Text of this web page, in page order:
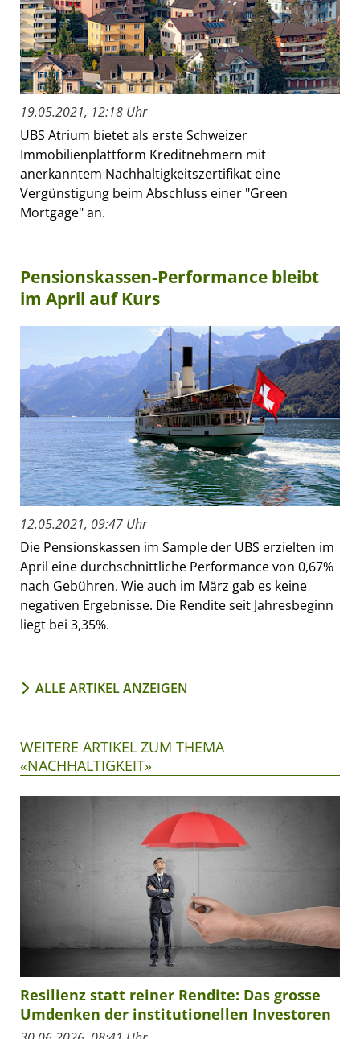
19.05.2021, 12:18 Uhr
UBS Atrium bietet als erste Schweizer
Immobilienplattform Kreditnehmern mit
anerkanntem Nachhaltigkeitszertifikat eine
Vergünstigung beim Abschluss einer "Green
Mortgage" an.
Pensionskassen-Performance bleibt
im April auf Kurs
12.05.2021, 09:47 Uhr
Die Pensionskassen im Sample der UBS erzielten im
April eine durchschnittliche Performance von 0,67%
nach Gebühren. Wie auch im März gab es keine
negativen Ergebnisse. Die Rendite seit Jahresbeginn
liegt bei 3,35%.
ALLE ARTIKEL ANZEIGEN
WEITERE ARTIKEL ZUM THEMA
«NACHHALTIGKEIT»
Resilienz statt reiner Rendite: Das grosse
Umdenken der institutionellen Investoren